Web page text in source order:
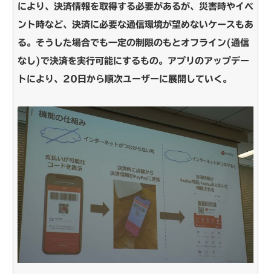
により、決済情報を取得する必要があるが、災害時やイベ
ント時など、決済に必要な通信環境が望めないケースもあ
る。そうした場合でも一定の制限のもとオフライン(通信
なし)で決済を実行可能にするもの。アプリのアップデー
トにより、20日から順次ユーザーに展開していく。